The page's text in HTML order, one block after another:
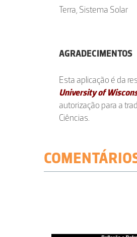
Terra, Sistema Solar
AGRADECIMENTOS
Esta aplicação é da
University of
autorização para a
Ciências.